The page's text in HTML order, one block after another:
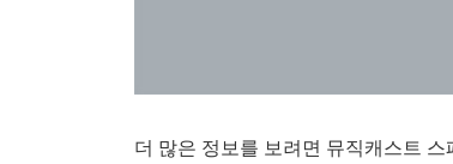
더 많은 정보를 보려면 뮤직캐스트